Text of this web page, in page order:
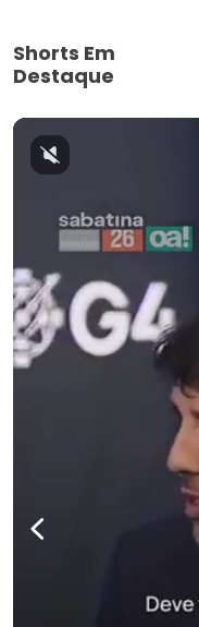
Shorts Em
Destaque